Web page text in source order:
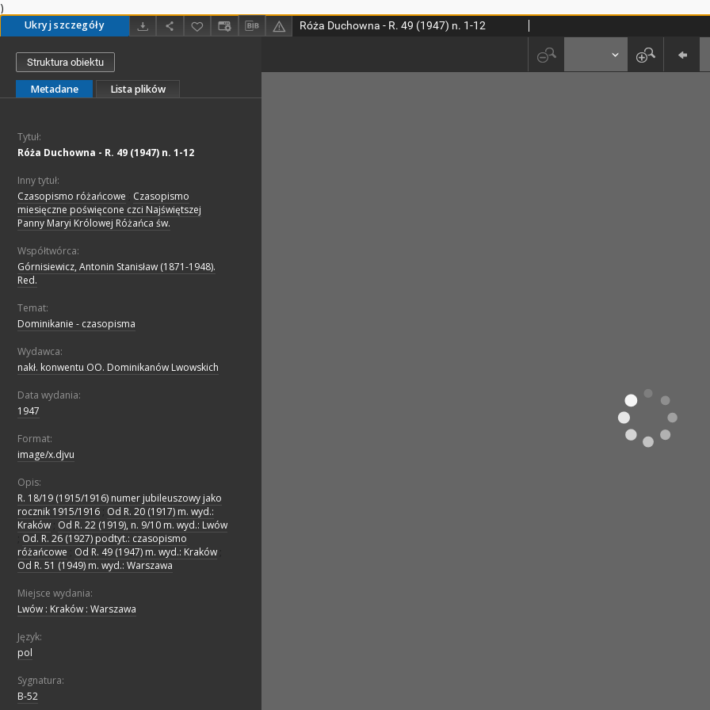
)
Ukryj szczegóły Róża Duchowna - R. 49 (1947) n. 1-12
Struktura obiektu
Metadane Lista plików
Tytuł:
Róża Duchowna - R. 49 (1947) n. 1-12
Inny tytuł:
Czasopismo różańcowe
Czasopismo
miesięczne poświęcone czci Najświętszej
Panny Maryi Królowej Różańca św.
Współtwórca:
Górnisiewicz, Antonin Stanisław (1871-1948).
Red.
Temat:
Dominikanie - czasopisma
Wydawca:
nakł. konwentu OO. Dominikanów Lwowskich
Data wydania:
1947
Format:
image/x.djvu
Opis:
R. 18/19 (1915/1916) numer jubileuszowy jako
rocznik 1915/1916 Od R. 20 (1917) m. wyd.:
Kraków Od R. 22 (1919), n. 9/10 m. wyd.: Lwów
Od. R. 26 (1927) podtyt.: czasopismo
różańcowe
Od R. 49 (1947) m. wyd.: Kraków
Od R. 51 (1949) m. wyd.: Warszawa
Miejsce wydania:
Lwów : Kraków : Warszawa
Język:
pol
Sygnatura:
B-52